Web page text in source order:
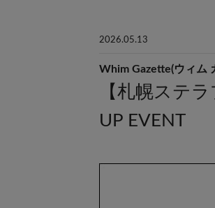
2026.05.13
Whim Gazette(ウィム
【札幌ステ
UP EVENT